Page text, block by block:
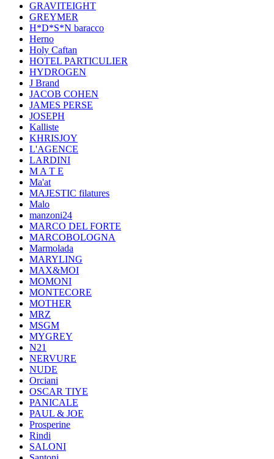
GRAVITEIGHT
GREYMER
H*D*S*N baracco
Herno
Holy Caftan
HOTEL PARTICULIER
HYDROGEN
J Brand
JACOB COHEN
JAMES PERSE
JOSEPH
Kalliste
KHRISJOY
L'AGENCE
LARDINI
M A T E
Ma'at
MAJESTIC filatures
Malo
manzoni24
MARCO DEL FORTE
MARCOBOLOGNA
Marmolada
MARYLING
MAX&MOI
MOMONI
MONTECORE
MOTHER
MRZ
MSGM
MYGREY
N21
NERVURE
NUDE
Orciani
OSCAR TIYE
PANICALE
PAUL & JOE
Prosperine
Rindi
SALONI